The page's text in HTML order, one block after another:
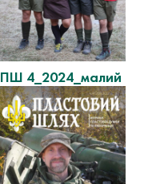
ПШ 4_2024_малий